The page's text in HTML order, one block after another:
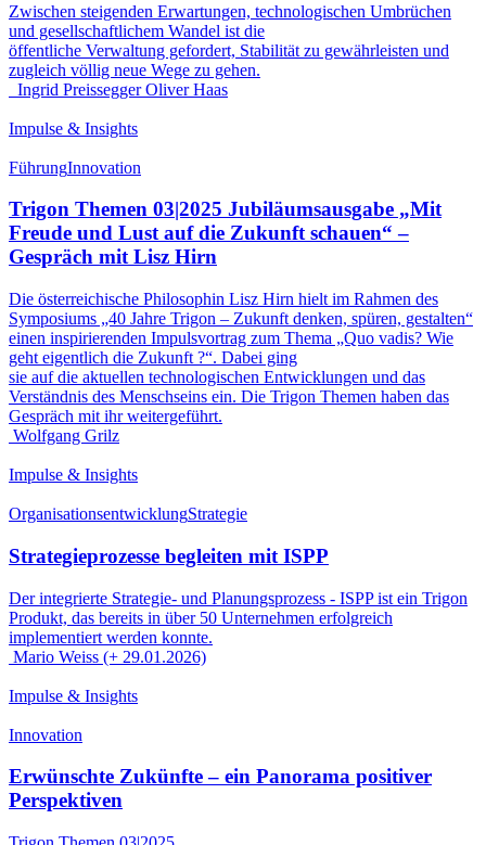
Zwischen steigenden Erwartungen, technologischen Umbrüchen
und gesellschaftlichem Wandel ist die
öffentliche Verwaltung gefordert, Stabilität zu gewährleisten und
zugleich völlig neue Wege zu gehen.
Ingrid Preissegger Oliver Haas
Impulse & Insights
FührungInnovation
Trigon Themen 03|2025 Jubiläumsausgabe „Mit
Freude und Lust auf die Zukunft schauen“ –
Gespräch mit Lisz Hirn
Die österreichische Philosophin Lisz Hirn hielt im Rahmen des
Symposiums „40 Jahre Trigon – Zukunft denken, spüren, gestalten“
einen inspirierenden Impulsvortrag zum Thema „Quo vadis? Wie
geht eigentlich die Zukunft ?“. Dabei ging
sie auf die aktuellen technologischen Entwicklungen und das
Verständnis des Menschseins ein. Die Trigon Themen haben das
Gespräch mit ihr weitergeführt.
Wolfgang Grilz
Impulse & Insights
OrganisationsentwicklungStrategie
Strategieprozesse begleiten mit ISPP
Der integrierte Strategie- und Planungsprozess - ISPP ist ein Trigon
Produkt, das bereits in über 50 Unternehmen erfolgreich
implementiert werden konnte.
Mario Weiss (+ 29.01.2026)
Impulse & Insights
Innovation
Erwünschte Zukünfte – ein Panorama positiver
Perspektiven